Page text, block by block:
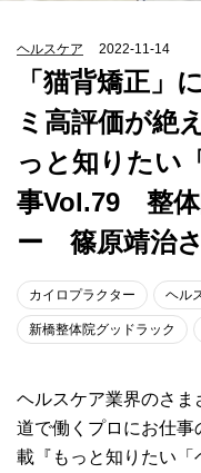
ヘルスケア 2022-11-14
「猫背矯正」
ミ高評価が絶
っと知りたい
事Vol.79 整体
ー 篠原靖治
カイロプラクター ヘル
新橋整体院グッドラック
ヘルスケア業界のさ
道で働くプロにお仕
載『もっと知りたい「